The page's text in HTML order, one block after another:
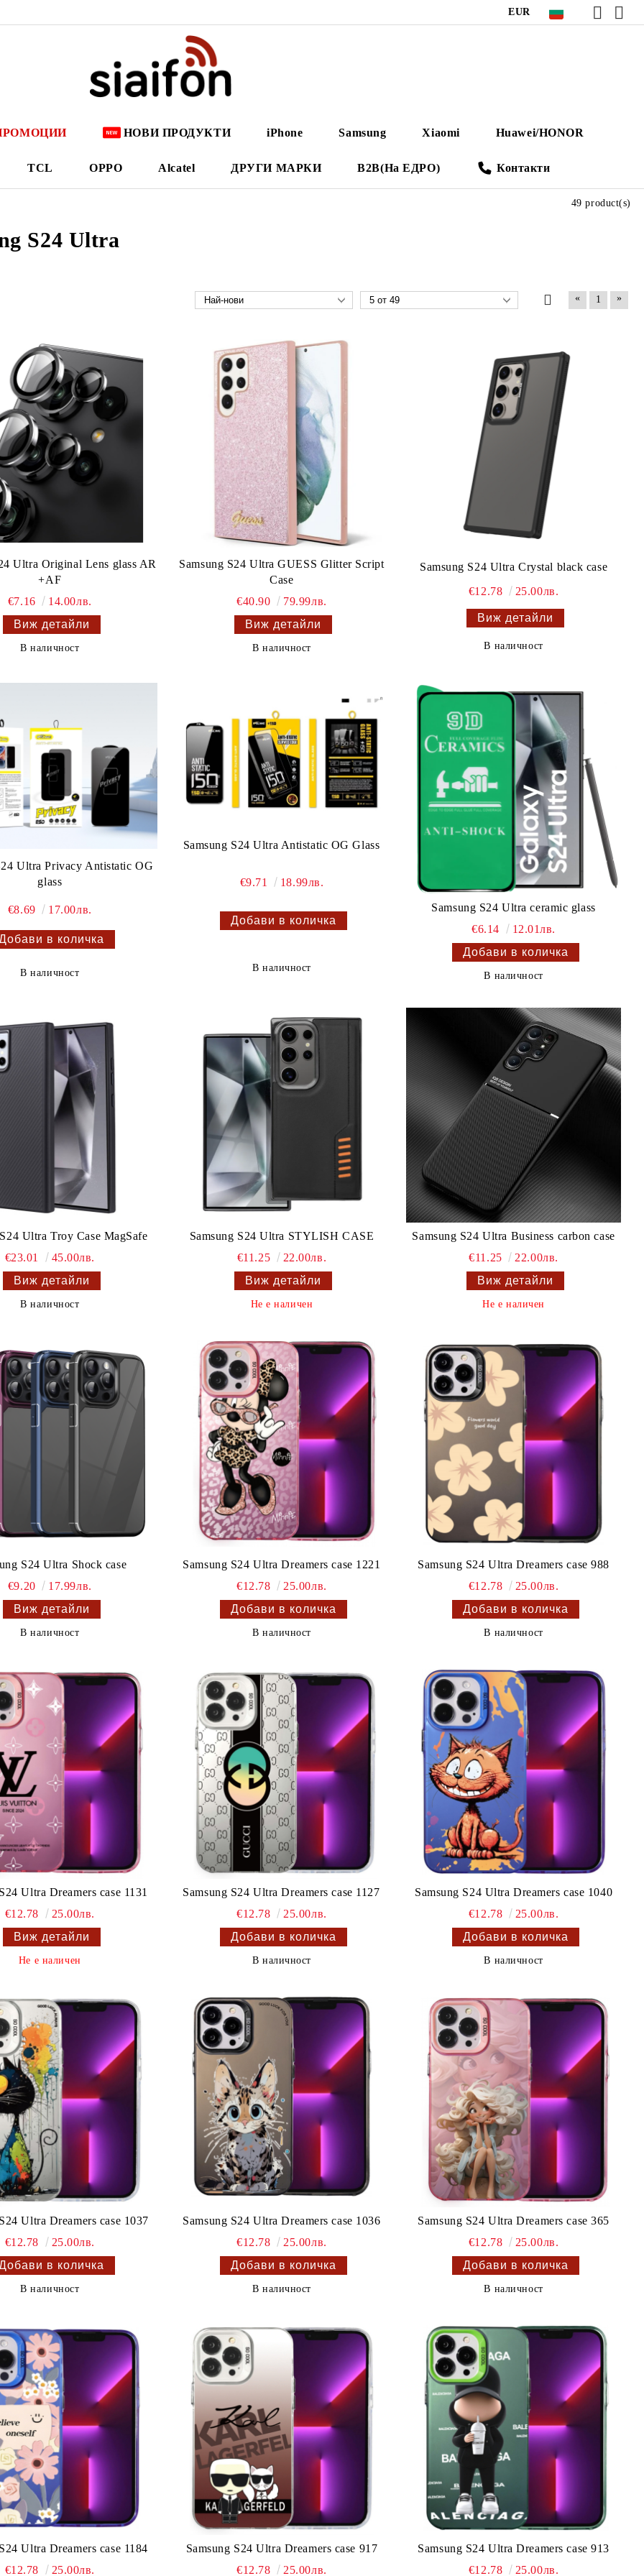
EUR
НОВИ ПРОДУКТИ iPhone Samsung Xiaomi Huawei/HONOR
TCL OPPO Alcatel ДРУГИ МАРКИ B2B(На ЕДРО) Контакти
S24 Ultra
49 product(s)
« 1 »
Ultra Original Lens glass AR
+AF
€7.16
14.00лв.
Виж детайли
В наличност
Samsung S24 Ultra GUESS Glitter Script
Case
€40.90
79.99лв.
Виж детайли
В наличност
Samsung S24 Ultra Crystal black case
€12.78 25.00лв.
Виж детайли
В наличност
Ultra Privacy Antistatic OG
glass
€8.69 17.00лв.
В наличност
Samsung S24 Ultra Antistatic OG Glass
€9.71 18.99лв.
В наличност
Samsung S24 Ultra ceramic glass
€6.14
12.01лв.
В наличност
Ultra Troy Case MagSafe
€23.01
45.00лв.
Виж детайли
В наличност
Samsung S24 Ultra STYLISH CASE
€11.25
22.00лв.
Виж детайли
Не е наличен
Samsung S24 Ultra Business carbon case
€11.25
22.00лв.
Виж детайли
Не е наличен
S24 Ultra Shock case
€9.20
17.99лв.
Виж детайли
В наличност
Samsung S24 Ultra Dreamers case 1221
€12.78
25.00лв.
В наличност
Samsung S24 Ultra Dreamers case 988
€12.78
25.00лв.
В наличност
Ultra Dreamers case 1131
€12.78
25.00лв.
Виж детайли
Не е наличен
Samsung S24 Ultra Dreamers case 1127
€12.78
25.00лв.
В наличност
Samsung S24 Ultra Dreamers case 1040
€12.78
25.00лв.
В наличност
Ultra Dreamers case 1037
€12.78
25.00лв.
В наличност
Samsung S24 Ultra Dreamers case 1036
€12.78
25.00лв.
В наличност
Samsung S24 Ultra Dreamers case 365
€12.78
25.00лв.
В наличност
Ultra Dreamers case 1184
€12.78
25.00лв.
Samsung S24 Ultra Dreamers case 917
€12.78
25.00лв.
Samsung S24 Ultra Dreamers case 913
€12.78
25.00лв.